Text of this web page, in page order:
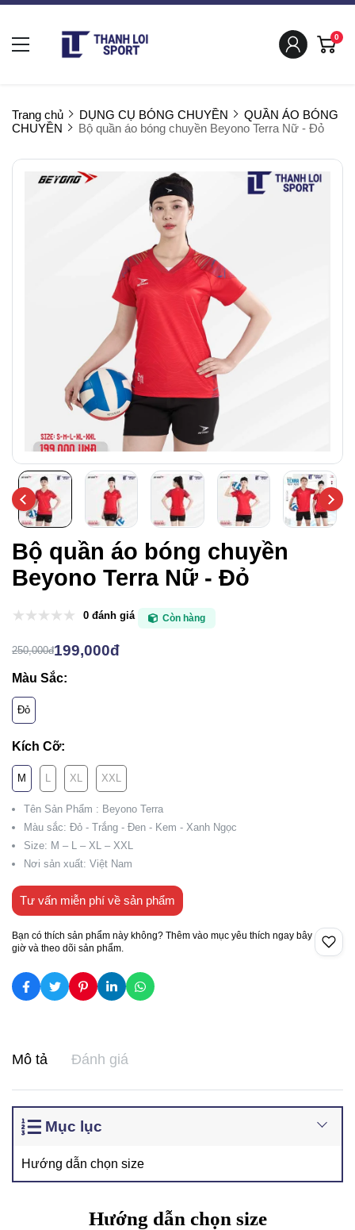
0
Trang chủ DỤNG CỤ BÓNG CHUYỀN
QUẦN ÁO BÓNG
CHUYỀN
Bộ quần áo bóng chuyền Beyono Terra Nữ - Đỏ
Bộ quần áo bóng chuyền
Beyono Terra Nữ - Đỏ
0 đánh giá Còn hàng
250,000đ199,000đ
Màu Sắc:
Đỏ
Kích Cỡ:
M L XL XXL
Tên Sản Phẩm : Beyono Terra
Màu sắc: Đỏ - Trắng - Đen - Kem - Xanh Ngọc
Size: M – L – XL – XXL
Nơi sản xuất: Việt Nam
Tư vấn miễn phí về sản phẩm
Bạn có thích sản phẩm này không? Thêm vào mục yêu thích ngay bây
giờ và theo dõi sản phẩm.
Mô tả Đánh giá
Mục lục
Hướng dẫn chọn size
Hướng dẫn chọn size